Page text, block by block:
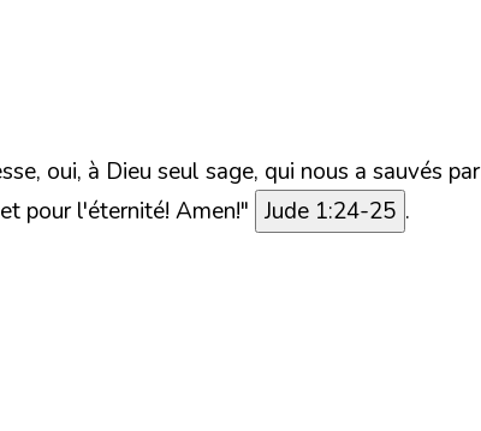
oui, à Dieu seul sage, qui nous a sauvés
pour l'éternité! Amen!" Jude 1:24-25 .